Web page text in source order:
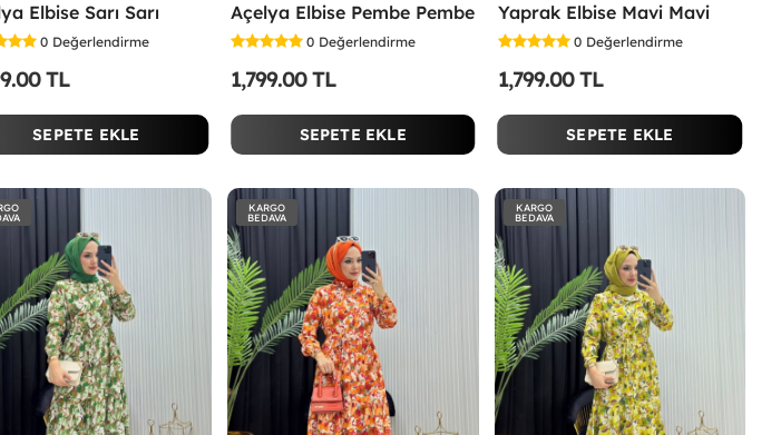
Elbise Sarı Sarı
0 Değerlendirme
TL
SEPETE EKLE
Açelya Elbise Pembe Pembe
0 Değerlendirme
1,799.00 TL
SEPETE EKLE
Yaprak Elbise Mavi Mavi
0 Değerlendirme
1,799.00 TL
SEPETE EKLE
KARGO
BEDAVA
KARGO
BEDAVA